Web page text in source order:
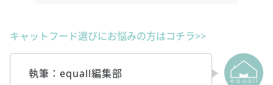
キャットフード選びにお悩みの方はコチラ>>
執筆：equall編集部